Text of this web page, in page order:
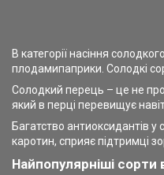
В категорії насіння
плодамипаприки. Солодкі
Солодкий перець – це не
який в перці перевищує
Багатство антиоксидантів
каротин, сприяє підтримці
Найпопулярніші